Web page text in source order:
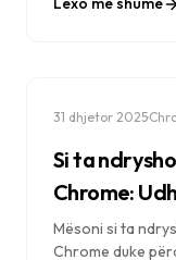
31 dhjetor 2025·
Si ta
Chrome:
Mësoni si ta
Chrome duke